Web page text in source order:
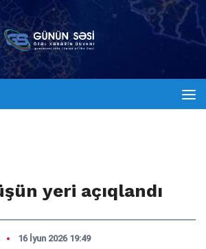
yeri açıqlandı
16 İyun 2026 19:49